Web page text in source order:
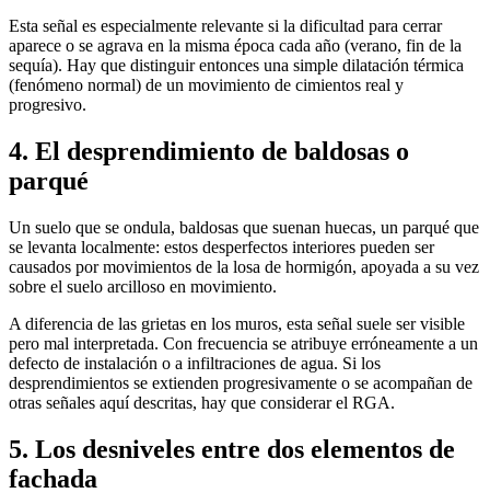
Esta señal es especialmente relevante si la dificultad para cerrar
aparece o se agrava en la misma época cada año (verano, fin de la
sequía). Hay que distinguir entonces una simple dilatación térmica
(fenómeno normal) de un movimiento de cimientos real y
progresivo.
4. El desprendimiento de baldosas o
parqué
Un suelo que se ondula, baldosas que suenan huecas, un parqué que
se levanta localmente: estos desperfectos interiores pueden ser
causados por movimientos de la losa de hormigón, apoyada a su vez
sobre el suelo arcilloso en movimiento.
A diferencia de las grietas en los muros, esta señal suele ser visible
pero mal interpretada. Con frecuencia se atribuye erróneamente a un
defecto de instalación o a infiltraciones de agua. Si los
desprendimientos se extienden progresivamente o se acompañan de
otras señales aquí descritas, hay que considerar el RGA.
5. Los desniveles entre dos elementos de
fachada